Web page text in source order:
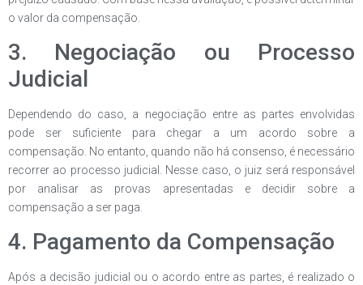
o valor da compensação.
3. Negociação ou Processo
Judicial
Dependendo do caso, a negociação entre as partes envolvidas
pode ser suficiente para chegar a um acordo sobre a
compensação. No entanto, quando não há consenso, é necessário
recorrer ao processo judicial. Nesse caso, o juiz será responsável
por analisar as provas apresentadas e decidir sobre a
compensação a ser paga.
4. Pagamento da Compensação
Após a decisão judicial ou o acordo entre as partes, é realizado o